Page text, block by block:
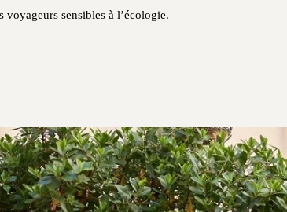
voyageurs sensibles à l’écologie.